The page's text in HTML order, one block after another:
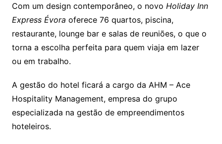
Com um design contemporâneo, o novo Holiday Inn
Express Évora oferece 76 quartos, piscina,
restaurante, lounge bar e salas de reuniões, o que o
torna a escolha perfeita para quem viaja em lazer
ou em trabalho.
A gestão do hotel ficará a cargo da AHM – Ace
Hospitality Management, empresa do grupo
especializada na gestão de empreendimentos
hoteleiros.